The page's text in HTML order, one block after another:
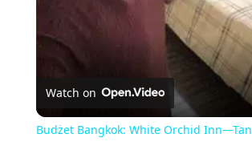
Watch on
Budżet Bangkok: White Orchid